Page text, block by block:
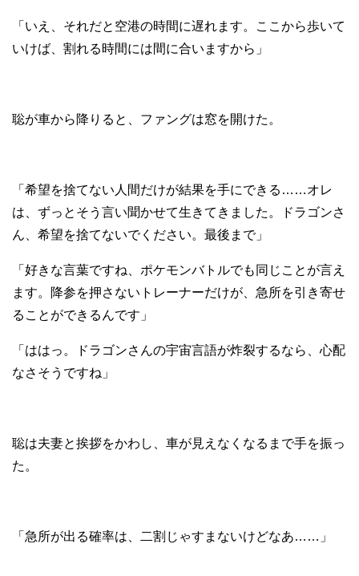
「いえ、それだと空港の時間に遅れます。ここから歩いて
いけば、割れる時間には間に合いますから」
聡が車から降りると、ファングは窓を開けた。
「希望を捨てない人間だけが結果を手にできる……オレ
は、ずっとそう言い聞かせて生きてきました。ドラゴンさ
ん、希望を捨てないでください。最後まで」
「好きな言葉ですね、ポケモンバトルでも同じことが言え
ます。降参を押さないトレーナーだけが、急所を引き寄せ
ることができるんです」
「ははっ。ドラゴンさんの宇宙言語が炸裂するなら、心配
なさそうですね」
聡は夫妻と挨拶をかわし、車が見えなくなるまで手を振っ
た。
「急所が出る確率は、二割じゃすまないけどなあ……」